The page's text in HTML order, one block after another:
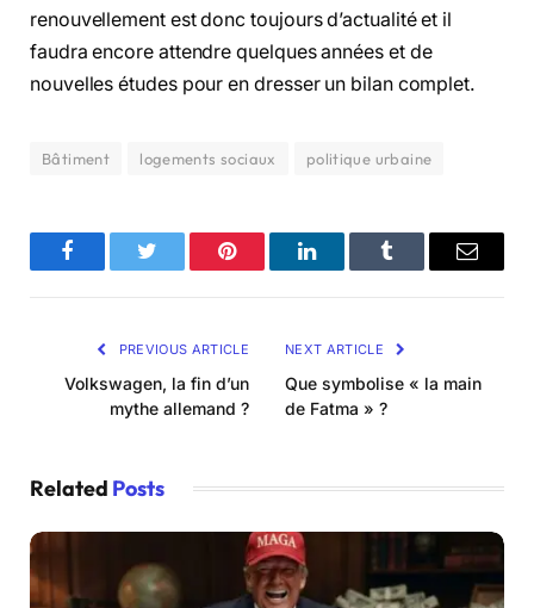
renouvellement est donc toujours d’actualité et il
faudra encore attendre quelques années et de
nouvelles études pour en dresser un bilan complet.
Bâtiment logements sociaux politique urbaine
FacebookTwitter Pinterest LinkedInTumblr Email
PREVIOUS ARTICLE
Volkswagen, la fin d’un
mythe allemand ?
NEXT ARTICLE
Que symbolise « la main
de Fatma » ?
Related Posts